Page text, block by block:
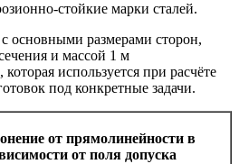
марки сталей.
основными размерами сторон,
и массой 1 м
используется при расчёте
под конкретные задачи.
от прямолинейности в
от поля допуска